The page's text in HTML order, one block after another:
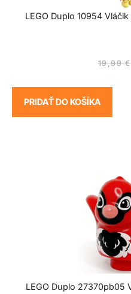
LEGO Duplo 10954
19,99€
PRIDAŤ DO KOŠÍKA
LEGO Duplo 27370pb05